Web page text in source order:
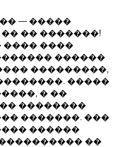
— �����
�� �������!
���� ����
������
���� ���������,
�����
� ��
��������
�������. ���
������
��